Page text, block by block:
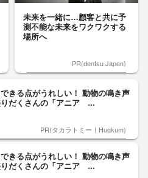
未来を一緒に…顧客と共に予
測不能な未来をワクワクする
場所へ
PR(dentsu Japan)
きる点がうれしい！ 動物の鳴き声
りだくさんの「アニア ...
PR(タカラトミー｜Hugkum)
きる点がうれしい！ 動物の鳴き声
りだくさんの「アニア ...